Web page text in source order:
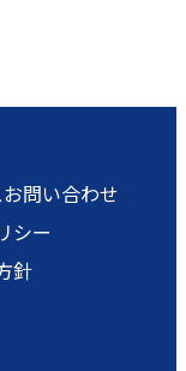
お問い合わせ
シー
針